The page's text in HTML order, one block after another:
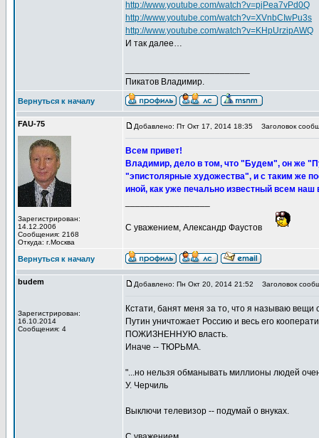
http://www.youtube.com/watch?v=pjPea7vPd0Q
http://www.youtube.com/watch?v=XVnbCIwPu3s
http://www.youtube.com/watch?v=KHpUrzipAWQ
И так далее…
Пикатов Владимир.
Вернуться к началу
FAU-75
Зарегистрирован:
14.12.2006
Сообщения: 2168
Откуда: г.Москва
Добавлено: Пт Окт 17, 2014 18:35 Заголовок
Всем привет!
Владимир, дело в том, что "Будем", он же
"эпистолярные художества", и с таким же
иной, как уже печально известный всем
С уважением, Александр Фаустов
Вернуться к началу
budem
Зарегистрирован:
16.10.2014
Сообщения: 4
Добавлено: Пн Окт 20, 2014 21:52 Заголовок
Кстати, банят меня за то, что я называю вещи
Путин уничтожает Россию и весь его
ПОЖИЗНЕННУЮ власть.
Иначе -- ТЮРЬМА.
"...но нельзя обманывать миллионы людей
У. Черчиль
Выключи телевизор -- подумай о внуках.